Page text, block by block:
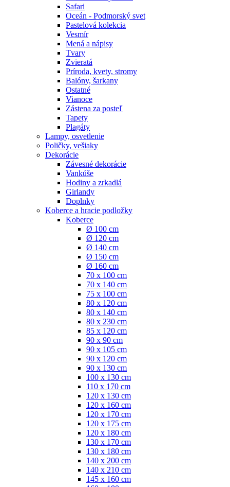
Safari
Oceán - Podmorský svet
Pastelová kolekcia
Vesmír
Mená a nápisy
Tvary
Zvieratá
Príroda, kvety, stromy
Balóny, šarkany
Ostatné
Vianoce
Zástena za posteľ
Tapety
Plagáty
Lampy, osvetlenie
Poličky, vešiaky
Dekorácie
Závesné dekorácie
Vankúše
Hodiny a zrkadlá
Girlandy
Doplnky
Koberce a hracie podložky
Koberce
Ø 100 cm
Ø 120 cm
Ø 140 cm
Ø 150 cm
Ø 160 cm
70 x 100 cm
70 x 140 cm
75 x 100 cm
80 x 120 cm
80 x 140 cm
80 x 230 cm
85 x 120 cm
90 x 90 cm
90 x 105 cm
90 x 120 cm
90 x 130 cm
100 x 130 cm
110 x 170 cm
120 x 130 cm
120 x 160 cm
120 x 170 cm
120 x 175 cm
120 x 180 cm
130 x 170 cm
130 x 180 cm
140 x 200 cm
140 x 210 cm
145 x 160 cm